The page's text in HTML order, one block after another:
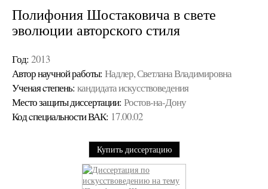
Полифония Шостаковича в свете
эволюции авторского стиля
Год: 2013
Автор научной работы: Надлер, Светлана Владимировна
Ученая cтепень: кандидата искусствоведения
Место защиты диссертации: Ростов-на-Дону
Код cпециальности ВАК: 17.00.02
Купить диссертацию